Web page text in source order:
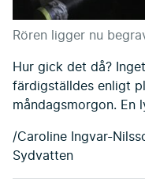
Rören ligger nu
Hur gick det då?
färdigställdes enligt
måndagsmorgon. En
/Caroline Ingvar-
Sydvatten